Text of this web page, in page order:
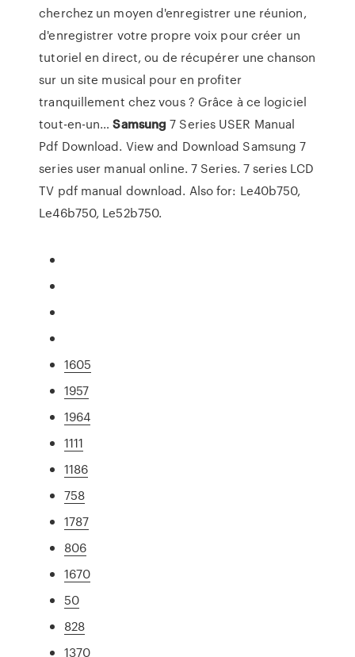
cherchez un moyen d'enregistrer une réunion,
d'enregistrer votre propre voix pour créer un
tutoriel en direct, ou de récupérer une chanson
sur un site musical pour en profiter
tranquillement chez vous ? Grâce à ce logiciel
tout-en-un…Samsung 7 Series USER Manual
Pdf Download. View and Download Samsung 7
series user manual online. 7 Series. 7 series LCD
TV pdf manual download. Also for: Le40b750,
Le46b750, Le52b750.
1605
1957
1964
1111
1186
758
1787
806
1670
50
828
1370